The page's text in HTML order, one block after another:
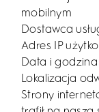
mobilnym
Dostawca
Adres IP
Data i
Lokalizacja
Strony